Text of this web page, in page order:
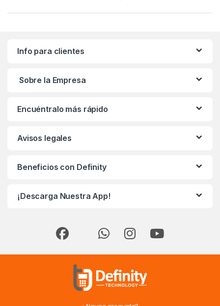
Info para clientes
Sobre la Empresa
Encuéntralo más rápido
Avisos legales
Beneficios con Definity
¡Descarga Nuestra App!